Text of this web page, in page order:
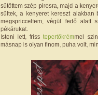
sütöttem szép pirosra, majd a
sültek, a kenyeret kereszt
megspricceltem, végül fedő alatt
pékárukat.
Isteni lett, frisstepertőkrémmel
másnap is olyan finom, puha volt,